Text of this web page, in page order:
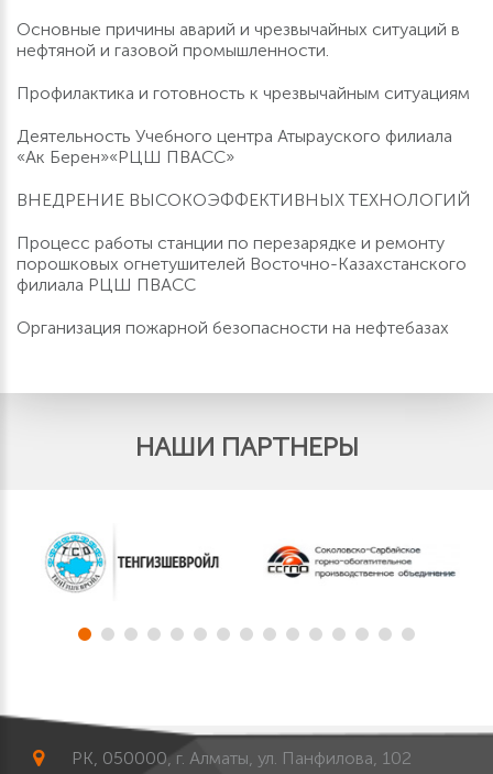
Основные причины аварий и чрезвычайных ситуаций в
нефтяной и газовой промышленности.
Профилактика и готовность к чрезвычайным ситуациям
Деятельность Учебного центра Атырауского филиала
«Ак Берен»«РЦШ ПВАСС»
ВНЕДРЕНИЕ ВЫСОКОЭФФЕКТИВНЫХ ТЕХНОЛОГИЙ
Процесс работы станции по перезарядке и ремонту
порошковых огнетушителей Восточно-Казахстанского
филиала РЦШ ПВАСС
Организация пожарной безопасности на нефтебазах
НАШИ ПАРТНЕРЫ
РК, 050000, г. Алматы, ул. Панфилова, 102